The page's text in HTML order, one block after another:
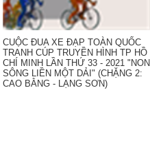
CUỘC ĐUA XE ĐẠP TOÀN QUỐC
TRANH CÚP TRUYỀN HÌNH TP HỒ
CHÍ MINH LẦN THỨ 33 - 2021 "NON
SÔNG LIỀN MỘT DẢI" (CHẶNG 2:
CAO BẰNG - LẠNG SƠN)